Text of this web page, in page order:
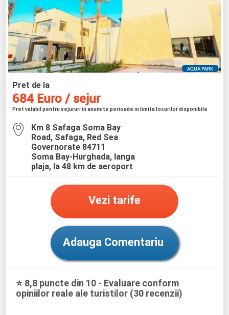
AQUA PARK
Pret de la
684 Euro / sejur
Pret valabil pentru sejururi in anumite perioade in limita locurilor disponibile
Km 8 Safaga Soma Bay
Road, Safaga, Red Sea
Governorate 84711
Soma Bay-Hurghada, langa
plaja, la 48 km de aeroport
Vezi tarife
Adauga Comentariu
⭐ 8,8 puncte din 10 - Evaluare conform
opiniilor reale ale turistilor (30 recenzii)